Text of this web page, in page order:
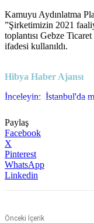
Kamuyu Aydınlatma
”Şirketimizin 2021
toplantısı Gebze
ifadesi kullanıldı.
Hibya Haber Ajansı
İnceleyin: İstanbul'da
Paylaş
Facebook
X
Pinterest
WhatsApp
Linkedin
Önceki İçerik